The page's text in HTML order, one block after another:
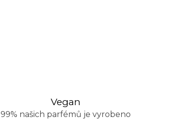
Vegan
99% našich parfémů je vyrobeno